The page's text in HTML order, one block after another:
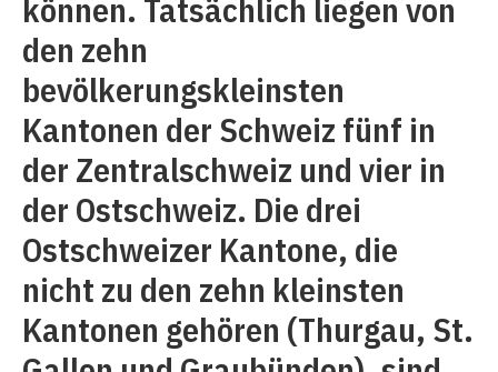
können. Tatsächlich liegen von
den zehn
bevölkerungskleinsten
Kantonen der Schweiz fünf in
der Zentralschweiz und vier in
der Ostschweiz. Die drei
Ostschweizer Kantone, die
nicht zu den zehn kleinsten
Kantonen gehören (Thurgau, St.